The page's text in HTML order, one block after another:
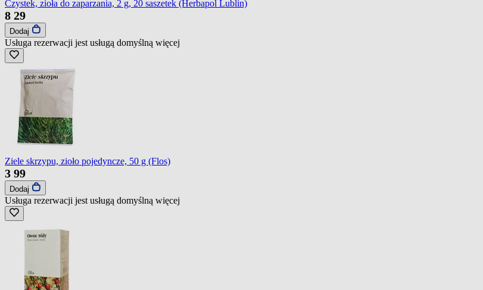
Czystek, zioła do zaparzania, 2 g, 20 saszetek (Herbapol Lublin)
8 29
Dodaj
Usługa rezerwacji jest usługą domyślną więcej
Ziele skrzypu, zioło pojedyncze, 50 g (Flos)
3 99
Dodaj
Usługa rezerwacji jest usługą domyślną więcej